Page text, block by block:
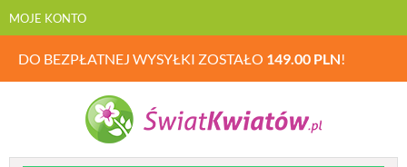
MOJE KONTO
DO BEZPŁATNEJ WYSYŁKI ZOSTAŁO 149.00 PLN!